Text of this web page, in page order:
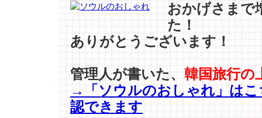
な
ラ
マ
に
おかげさまで
た！
ありがとうございます！
管理人が書いた、 韓国旅行の
→「ソウルのおしゃれ」はこ
認できます